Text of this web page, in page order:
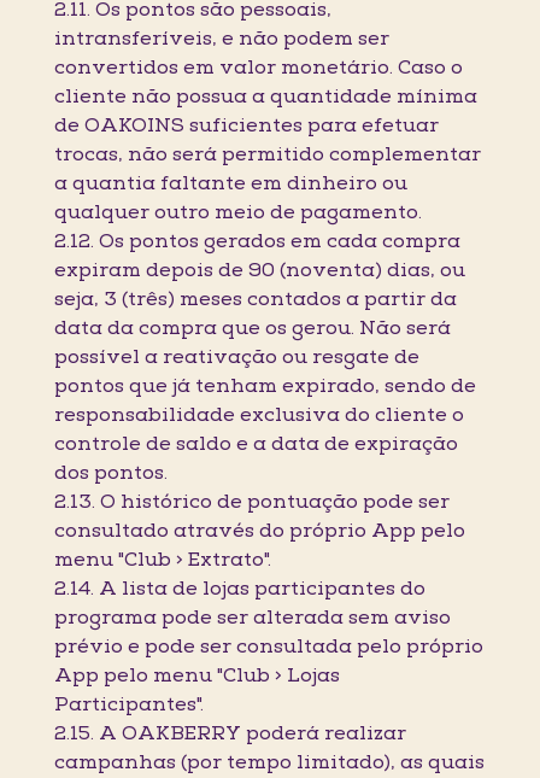
2.11. Os pontos são pessoais,
intransferíveis, e não podem ser
convertidos em valor monetário. Caso o
cliente não possua a quantidade mínima
de OAKOINS suficientes para efetuar
trocas, não será permitido complementar
a quantia faltante em dinheiro ou
qualquer outro meio de pagamento.
2.12. Os pontos gerados em cada compra
expiram depois de 90 (noventa) dias, ou
seja, 3 (três) meses contados a partir da
data da compra que os gerou. Não será
possível a reativação ou resgate de
pontos que já tenham expirado, sendo de
responsabilidade exclusiva do cliente o
controle de saldo e a data de expiração
dos pontos.
2.13. O histórico de pontuação pode ser
consultado através do próprio App pelo
menu "Club > Extrato".
2.14. A lista de lojas participantes do
programa pode ser alterada sem aviso
prévio e pode ser consultada pelo próprio
App pelo menu "Club > Lojas
Participantes".
2.15. A OAKBERRY poderá realizar
campanhas (por tempo limitado), as quais